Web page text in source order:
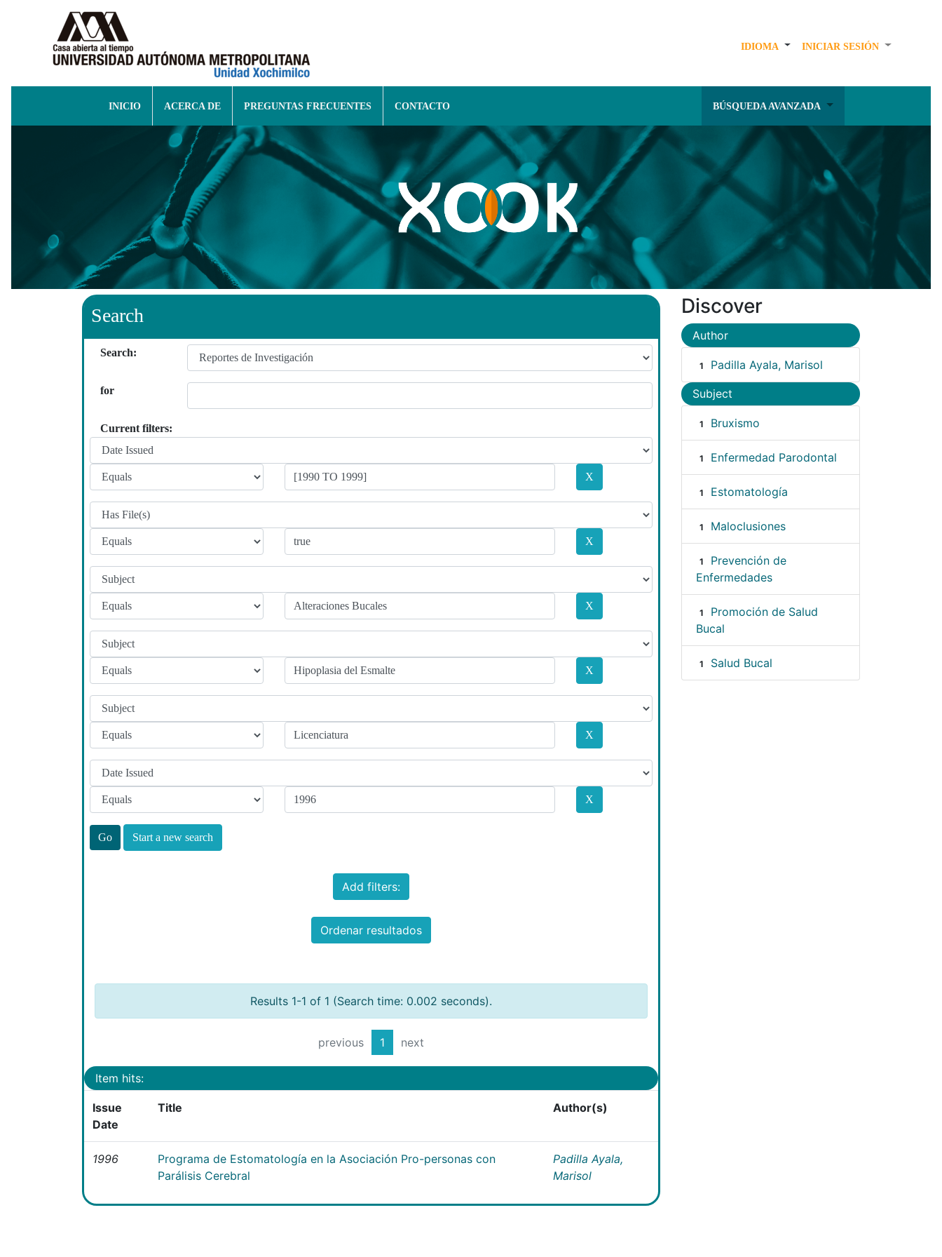
IDIOMA INICIAR SESIÓN
INICIO ACERCA DE PREGUNTAS FRECUENTES CONTACTO BÚSQUEDA AVANZADA
Search
Search:
for
Current filters:
Start a new search
Add filters:
Ordenar resultados
Results 1-1 of 1 (Search time: 0.002 seconds).
previous 1 next
Item hits:
Issue
Date
Title Author(s)
1996
Programa de Estomatología en la Asociación Pro-personas con
Parálisis Cerebral
Padilla Ayala,
Marisol
Discover
Author
1 Padilla Ayala, Marisol
Subject
1 Bruxismo
1 Enfermedad Parodontal
1 Estomatología
1 Maloclusiones
1
Prevención de
Enfermedades
1
Promoción de Salud
Bucal
1 Salud Bucal